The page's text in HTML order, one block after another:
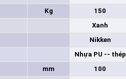
Kg 150
Xanh
Nikken
Nhựa PU -- thép
mm 100